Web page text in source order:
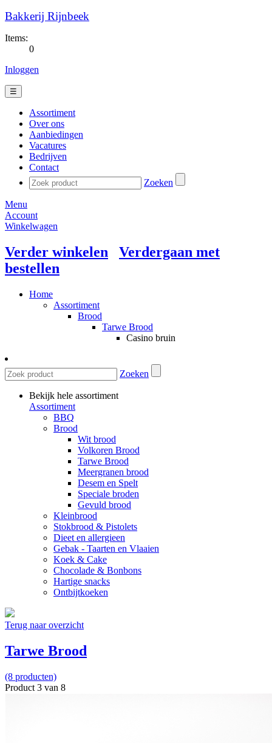
Bakkerij Rijnbeek
Items:
0
Inloggen
☰
Assortiment
Over ons
Aanbiedingen
Vacatures
Bedrijven
Contact
Zoeken
Menu
Account
Winkelwagen
Verder winkelen
Verdergaan met
bestellen
Home
Assortiment
Brood
Tarwe Brood
Casino bruin
Zoeken
Bekijk hele assortiment
Assortiment
BBQ
Brood
Wit brood
Volkoren Brood
Tarwe Brood
Meergranen brood
Desem en Spelt
Speciale broden
Gevuld brood
Kleinbrood
Stokbrood & Pistolets
Dieet en allergieen
Gebak - Taarten en Vlaaien
Koek & Cake
Chocolade & Bonbons
Hartige snacks
Ontbijtkoeken
Terug naar overzicht
Tarwe Brood
(8 producten)
Product 3 van 8